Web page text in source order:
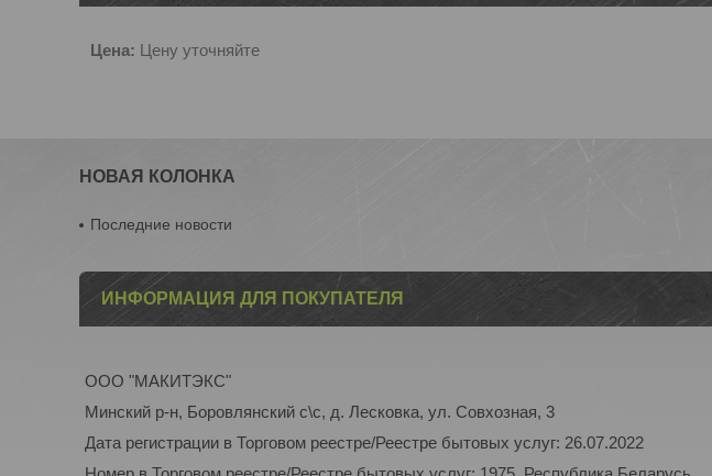
Цена: Цену уточняйте
НОВАЯ КОЛОНКА
Последние новости
ИНФОРМАЦИЯ ДЛЯ ПОКУПАТЕЛЯ
ООО "МАКИТЭКС"
Минский р-н, Боровлянский с\с, д. Лесковка, ул. Совхозная, 3
Дата регистрации в Торговом реестре/Реестре бытовых услуг: 26.07.2022